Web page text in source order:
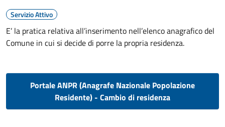
Servizio Attivo
E’ la pratica relativa all’inserimento nell’elenco anagrafico del
Comune in cui si decide di porre la propria residenza.
Portale ANPR (Anagrafe Nazionale Popolazione
Residente) - Cambio di residenza